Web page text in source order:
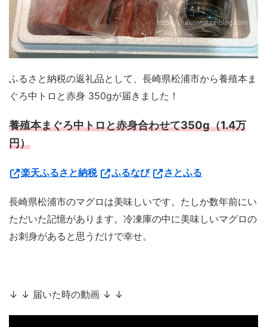
ふるさと納税の返礼品として、長崎県松浦市から養殖本ま
ぐろ中トロと赤身 350gが届きました！
養殖本まぐろ中トロと赤身合わせて350g（1.4万
円）
楽天ふるさと納税 ふるなび さとふる
長崎県松浦市のマグロは美味しいです。たしか数年前にい
ただいた記憶があります。冷凍庫の中に美味しいマグロの
お刺身があると思うだけで幸せ。
↓ ↓ 届いた時の動画 ↓ ↓